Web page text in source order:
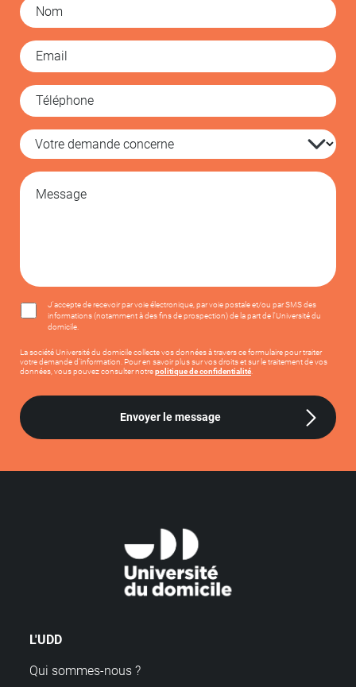
J'accepte de recevoir par voie électronique, par voie postale et/ou par SMS des
informations (notamment à des fins de prospection) de la part de l'Université du
domicile.
La société Université du domicile collecte vos données à travers ce formulaire pour traiter
votre demande d’information. Pour en savoir plus sur vos droits et sur le traitement de vos
données, vous pouvez consulter notrepolitique de confidentialité
Envoyer le message
L'UDD
Qui sommes-nous ?